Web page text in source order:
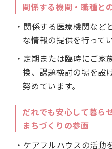
関係する機関・職種と
・関係する医療機関など
な情報の提供を行って
・定期または臨時にご家
換、課題検討の場を設
努めています。
だれでも安心して暮ら
まちづくりの参画
・ケアフルハウスの活